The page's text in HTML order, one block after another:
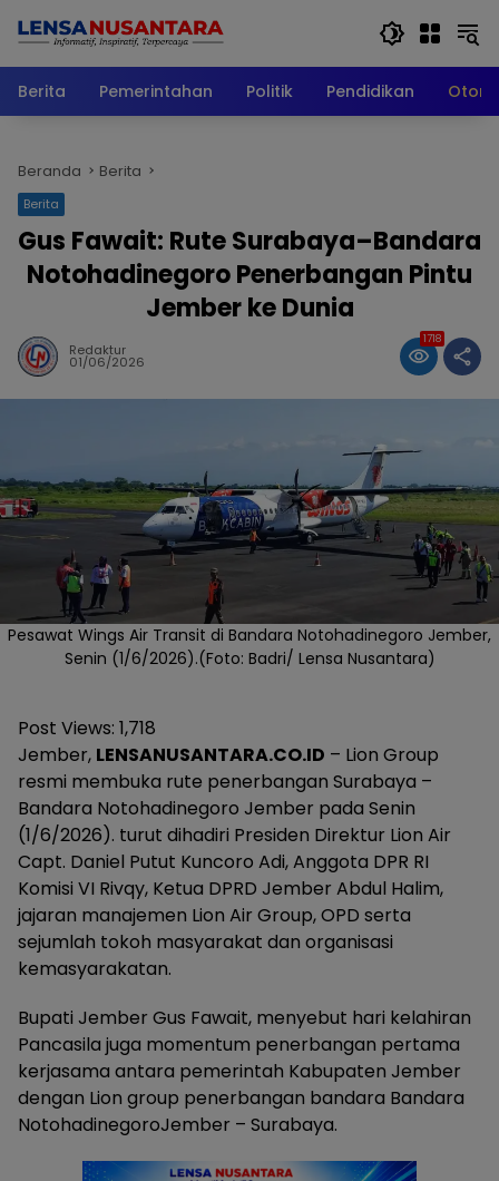
Berita
Pemerintahan Politik Pendidikan
Beranda Berita
Berita
Gus Fawait: Rute Surabaya–Bandara
Notohadinegoro Penerbangan Pintu
Jember ke Dunia
Redaktur
01/06/2026
1718
Pesawat Wings Air Transit di Bandara Notohadinegoro Jember,
Senin (1/6/2026).(Foto: Badri/ Lensa Nusantara)
Post Views: 1,718
Jember, LENSANUSANTARA.CO.ID – Lion Group
resmi membuka rute penerbangan Surabaya –
Bandara Notohadinegoro Jember pada Senin
(1/6/2026). turut dihadiri Presiden Direktur Lion Air
Capt. Daniel Putut Kuncoro Adi, Anggota DPR RI
Komisi VI Rivqy, Ketua DPRD Jember Abdul Halim,
jajaran manajemen Lion Air Group, OPD serta
sejumlah tokoh masyarakat dan organisasi
kemasyarakatan.
Bupati Jember Gus Fawait, menyebut hari kelahiran
Pancasila juga momentum penerbangan pertama
kerjasama antara pemerintah Kabupaten Jember
dengan Lion group penerbangan bandara Bandara
NotohadinegoroJember – Surabaya.